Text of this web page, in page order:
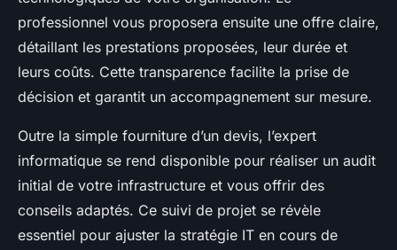
professionnel vous proposera ensuite une offre claire,
détaillant les prestations proposées, leur durée et
leurs coûts. Cette transparence facilite la prise de
décision et garantit un accompagnement sur mesure.
Outre la simple fourniture d’un devis, l’expert
informatique se rend disponible pour réaliser un audit
initial de votre infrastructure et vous offrir des
conseils adaptés. Ce suivi de projet se révèle
essentiel pour ajuster la stratégie IT en cours de